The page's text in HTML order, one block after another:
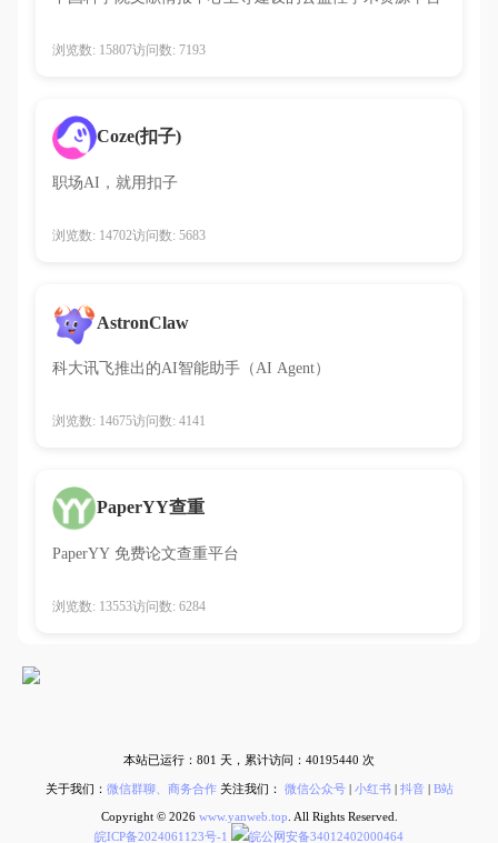
浏览数: 15807访问数: 7193
Coze(扣子)
职场AI，就用扣子
浏览数: 14702访问数: 5683
AstronClaw
科大讯飞推出的AI智能助手（AI Agent）
浏览数: 14675访问数: 4141
PaperYY查重
PaperYY 免费论文查重平台
浏览数: 13553访问数: 6284
本站已运行： 801 天，累计访问： 40195440 次
关于我们： 微信群聊、商务合作关注我们： 微信公众号| 小红书| 抖音 | B站
Copyright © 2026 www.yanweb.top . All Rights Reserved.
皖ICP备2024061123号-1
皖公网安备34012402000464